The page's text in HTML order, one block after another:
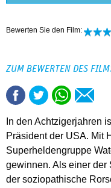
Bewerten Sie den Film:
ZUM BEWERTEN DES
In den Achtzigerjahren
Präsident der USA. Mit
Superheldengruppe
gewinnen. Als einer der
der soziopathische